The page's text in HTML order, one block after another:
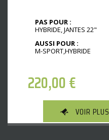
PAS POUR :
HYBRIDE, JANTES 22"
AUSSI POUR :
M-SPORT,HYBRIDE
220,00€
VOIR PLUS